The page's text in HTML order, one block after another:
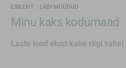
ESILEHT LÄBI MÜÜDUD
Minu kaks kodumaad
Laste lood elust kahe riigi vahel